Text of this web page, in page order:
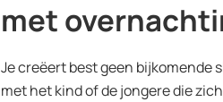
met
Je creëert best geen bijkomende
met het kind of de jongere die